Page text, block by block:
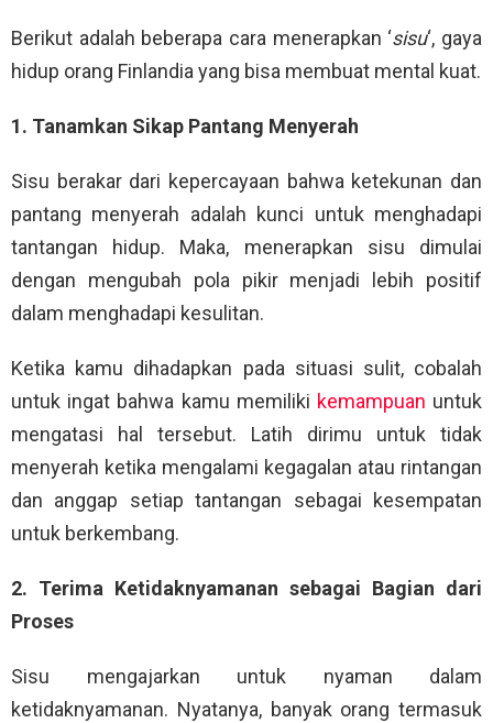
Berikut adalah beberapa cara menerapkan ‘sisu‘, gaya
hidup orang Finlandia yang bisa membuat mental kuat.
1. Tanamkan Sikap Pantang Menyerah
Sisu berakar dari kepercayaan bahwa ketekunan dan
pantang menyerah adalah kunci untuk menghadapi
tantangan hidup. Maka, menerapkan sisu dimulai
dengan mengubah pola pikir menjadi lebih positif
dalam menghadapi kesulitan.
Ketika kamu dihadapkan pada situasi sulit, cobalah
untuk ingat bahwa kamu memiliki kemampuan untuk
mengatasi hal tersebut. Latih dirimu untuk tidak
menyerah ketika mengalami kegagalan atau rintangan
dan anggap setiap tantangan sebagai kesempatan
untuk berkembang.
2. Terima Ketidaknyamanan sebagai Bagian dari
Proses
Sisu mengajarkan untuk nyaman dalam
ketidaknyamanan. Nyatanya, banyak orang termasuk